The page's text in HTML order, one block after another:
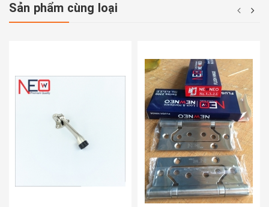
Sản phẩm cùng loại